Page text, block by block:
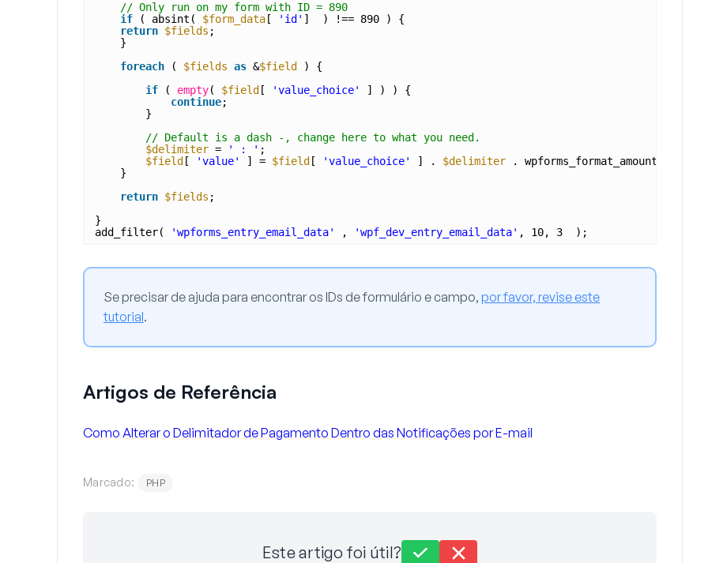
// Only run on my form with ID = 890
if
( absint( $form_data [ 'id' ]  ) !== 890 ) {
return $fields ;
}
foreach
( $fields as &$field
) {
if
( empty( $field [ 'value_choice'
] ) ) {
continue;
}
// Default is a dash -, change here to what you need.
$delimiter = ' : ' ;
$field [ 'value' ] = $field [ 'value_choice' ] . $delimiter . wpforms_format_amount(
}
return $fields ;
}
add_filter(
'wpforms_entry_email_data' , 'wpf_dev_entry_email_data' , 10, 3  );
Se precisar de ajuda para encontrar os IDs de formulário e campo, por favor, revise este
tutorial.
Artigos de Referência
Como Alterar o Delimitador de Pagamento Dentro das Notificações por E-mail
Marcado: PHP
Este artigo foi útil?